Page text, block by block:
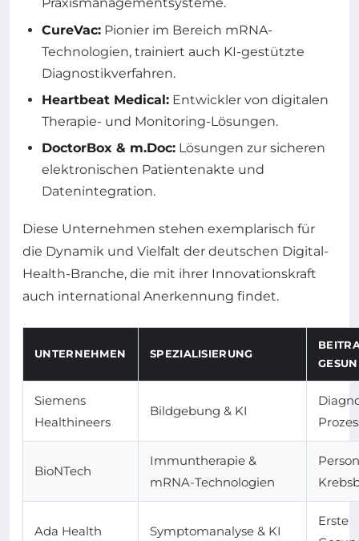
CureVac: Pionier im Bereich mRNA-
Technologien, trainiert auch KI-gestützte
Diagnostikverfahren.
Heartbeat Medical: Entwickler von digitalen
Therapie- und Monitoring-Lösungen.
DoctorBox & m.Doc: Lösungen zur sicheren
elektronischen Patientenakte und
Datenintegration.
Diese Unternehmen stehen exemplarisch für
die Dynamik und Vielfalt der deutschen Digital-
Health-Branche, die mit ihrer Innovationskraft
auch international Anerkennung findet.
UNTERNEHMEN SPEZIALISIERUNG
Siemens
Healthineers
Bildgebung & KI
BioNTech
Immuntherapie &
mRNA-Technologien
Ada Health Symptomanalyse & KI
Erste